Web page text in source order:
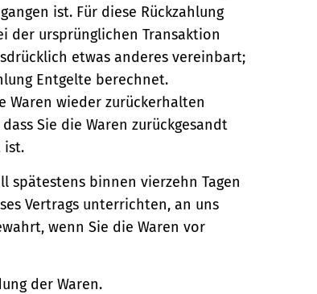
ist. Für diese Rückzahlung
der ursprünglichen Transaktion
etwas anderes vereinbart;
Entgelte berechnet.
Waren wieder zurückerhalten
Sie die Waren zurückgesandt
ist.
spätestens binnen vierzehn Tagen
Vertrags unterrichten, an uns
wenn Sie die Waren vor
der Waren.